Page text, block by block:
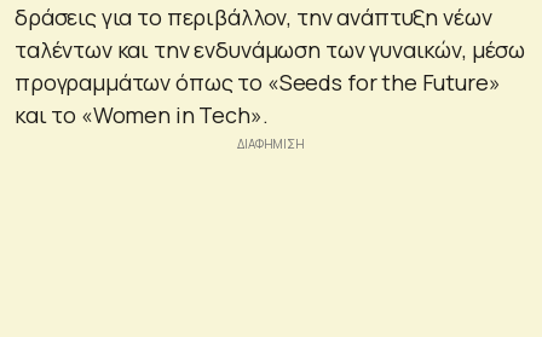
δράσεις για το περιβάλλον, την ανάπτυξη νέων
ταλέντων και την ενδυνάμωση των γυναικών, μέσω
προγραμμάτων όπως το «Seeds for the Future»
και το «Women in Tech».